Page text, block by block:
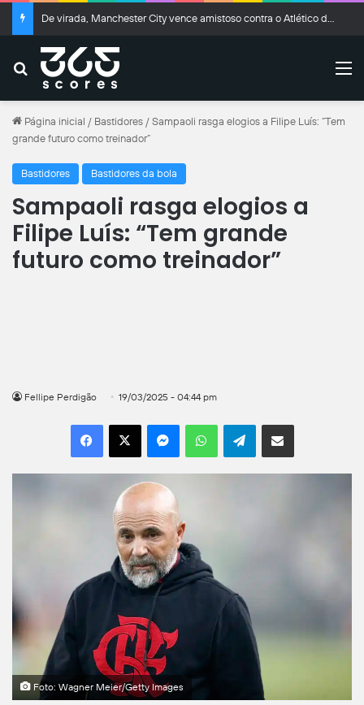
De virada, Manchester City vence amistoso contra o Atlético de Madrid
Buscar
Página inicial / Bastidores / Sampaoli rasga elogios a Filipe Luís: “Tem
grande futuro como treinador”
Bastidores Bastidores da bola
Sampaoli rasga elogios a
Filipe Luís: “Tem grande
futuro como treinador”
Fellipe Perdigão 19/03/2025 - 04:44 pm
Facebook
X MessengerWhatsAppTelegramCompartilhar por e-mail
Foto: Wagner Meier/Getty Images